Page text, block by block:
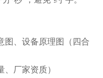
图、设备原理图（四合
厂家资质）